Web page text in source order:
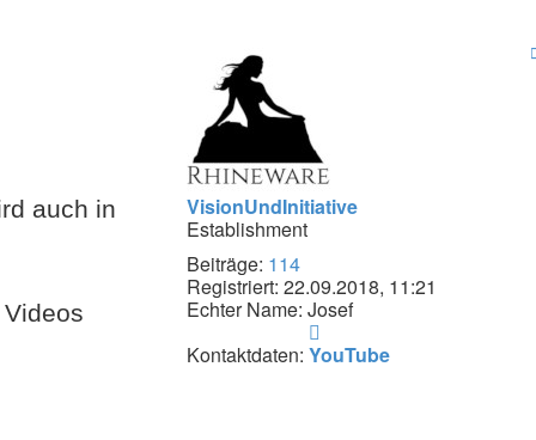
VisionUndInitiative
Establishment
Beiträge: 114
Registriert: 22.09.2018, 11:21
Echter Name: Josef
Kontaktdaten:
von
YouTube
auch in